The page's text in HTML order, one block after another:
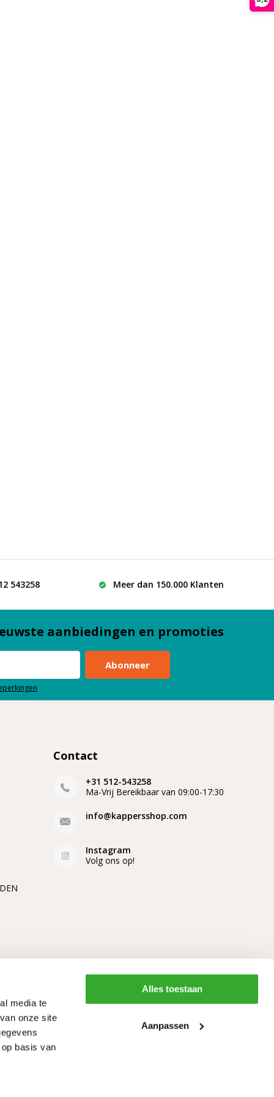
media te
onze site
basis van
Alles toestaan
Aanpassen
543258 Meer dan 150.000 Klanten
aanbiedingen en promoties
Abonneer
Contact
+31 512-543258
Ma-Vrij Bereikbaar van 09:00-17:30
info@kappersshop.com
Instagram
Volg ons op!